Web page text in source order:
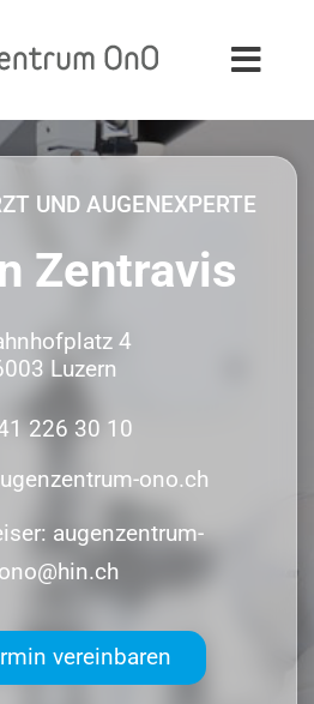
UND AUGENEXPERTE
Zentravis
4
Luzern
226 30 10
ono.ch
augenzentrum-
ono@hin.ch
vereinbaren